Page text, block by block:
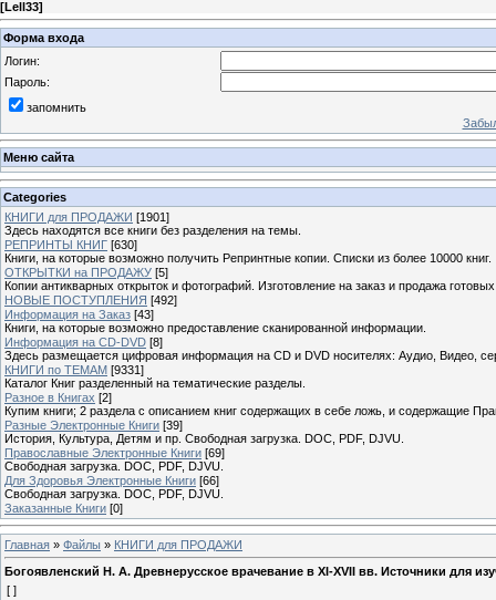
[Lell33]
Форма входа
Логин:
Пароль:
запомнить
Меню сайта
Categories
КНИГИ для ПРОДАЖИ [1901]
Здесь находятся все книги без разделения на темы.
РЕПРИНТЫ КНИГ [630]
Книги, на которые возможно получить Репринтные копии. Списки из более 10000 книг.
ОТКРЫТКИ на ПРОДАЖУ [5]
Копии антикварных открыток и фотографий. Изготовление на заказ и продажа
НОВЫЕ ПОСТУПЛЕНИЯ [492]
Информация на Заказ [43]
Книги, на которые возможно предоставление сканированной информации.
Информация на CD-DVD [8]
Здесь размещается цифровая информация на CD и DVD носителях: Аудио, Видео,
КНИГИ по ТЕМАМ [9331]
Каталог Книг разделенный на тематические разделы.
Разное в Книгах [2]
Купим книги; 2 раздела с описанием книг содержащих в себе ложь, и содержащие
Разные Электронные Книги [39]
История, Культура, Детям и пр. Свободная загрузка. DOC, PDF, DJVU.
Православные Электронные Книги [69]
Свободная загрузка. DOC, PDF, DJVU.
Для Здоровья Электронные Книги [66]
Свободная загрузка. DOC, PDF, DJVU.
Заказанные Книги [0]
Главная » Файлы » КНИГИ для ПРОДАЖИ
Богоявленский Н. А. Древнерусское врачевание в XI-XVII вв. Источники для
[ ]